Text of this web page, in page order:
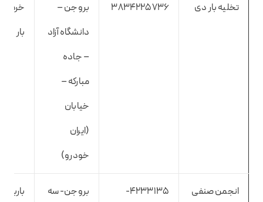
تخلیه بار دی 3834225736
بروجن –
دانشگاه آزاد
– جاده
مبارکه –
خیابان
(ایران
خودرو)
خرده
بار
انجمن صنفی ۴۲۳۳۱۳۵- بروجن- سه باربری